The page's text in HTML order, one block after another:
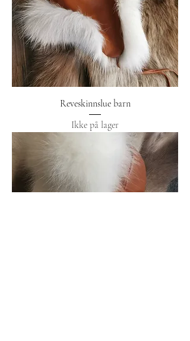
Reveskinnslue barn
Ikke på lager